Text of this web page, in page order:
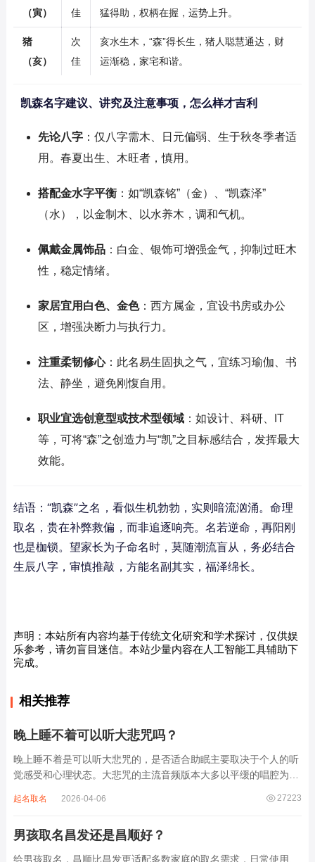
（寅）
佳
猛得助，权柄在握，运势上升。
猪
（亥）
次
佳
亥水生木，“森”得长生，猪人聪慧通达，财
运渐稳，家宅和谐。
凯森名字建议、讲究及注意事项，怎么样才吉利
先论八字：仅八字需木、日元偏弱、生于秋冬季者适
用。春夏出生、木旺者，慎用。
搭配金水字平衡：如“凯森铭”（金）、“凯森泽”
（水），以金制木、以水养木，调和气机。
佩戴金属饰品：白金、银饰可增强金气，抑制过旺木
性，稳定情绪。
家居宜用白色、金色：西方属金，宜设书房或办公
区，增强决断力与执行力。
注重柔韧修心：此名易生固执之气，宜练习瑜伽、书
法、静坐，避免刚愎自用。
职业宜选创意型或技术型领域：如设计、科研、IT
等，可将“森”之创造力与“凯”之目标感结合，发挥最大
效能。
结语：“凯森”之名，看似生机勃勃，实则暗流汹涌。命理
取名，贵在补弊救偏，而非追逐响亮。名若逆命，再阳刚
也是枷锁。望家长为子命名时，莫随潮流盲从，务必结合
生辰八字，审慎推敲，方能名副其实，福泽绵长。
声明：本站所有内容均基于传统文化研究和学术探讨，仅供娱
乐参考，请勿盲目迷信。本站少量内容在人工智能工具辅助下
完成。
相关推荐
晚上睡不着可以听大悲咒吗？
晚上睡不着是可以听大悲咒的，是否适合助眠主要取决于个人的听
觉感受和心理状态。大悲咒的主流音频版本大多以平缓的唱腔为
急促的鼓点，这类音频本身具备静心的基础特质。睡前思绪繁杂、
27223
起名取名 2026-04-06
男孩取名昌发还是昌顺好？
给男孩取名，昌顺比昌发更适配多数家庭的取名需求，日常使用、